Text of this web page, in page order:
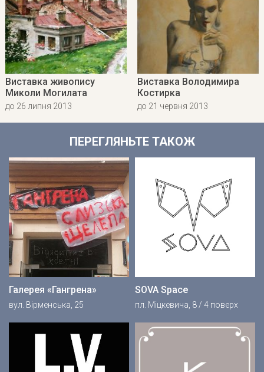
Виставка живопису
Миколи Могилата
до 26 липня 2013
Виставка Володимира
Костирка
до 21 червня 2013
ПЕРЕГЛЯНЬТЕ ТАКОЖ
Галерея «Гангрена»
вул. Вірменська, 25
SOVA Space
пл. Міцкевича, 8 / 4 поверх